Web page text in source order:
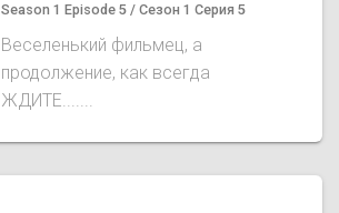
Season 1 Episode 5 / Сезон 1 Серия 5
Веселенький фильмец, а
продолжение, как всегда
ЖДИТЕ.......